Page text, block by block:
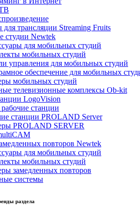
трансляции Streaming Fruits
студии Newtek
для мобильных студий
мобильных студий
управления для мобильных студий
обеспечение для мобильных
мобильных студий
телевизионные комплексы Ob-kit
LogoVision
станции
станции PROLAND Server
PROLAND SERVER
повторов Newtek
для мобильных студий
мобильных студий
замедленных повторов
системы
раздела